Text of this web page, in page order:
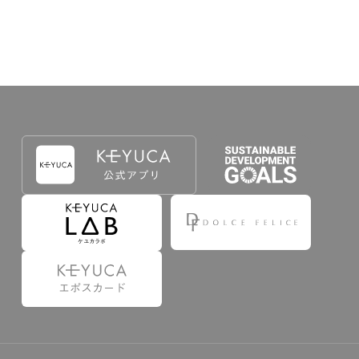
ることで登録することが出来ます。
判断した場合は、弊社は、その登録を取り消す
事前に通知することなく一旦なされた登録を取